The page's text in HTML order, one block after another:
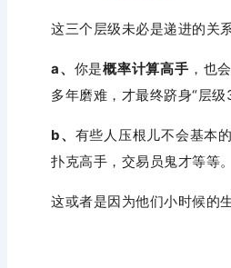
这三个层级未必是递进的关系
a、 你是概率计算高手 ，也
多年磨难，才最终跻身“层级
b、 有些人压根儿不会基本
扑克高手，交易员鬼才等等。
这或者是因为他们小时候的